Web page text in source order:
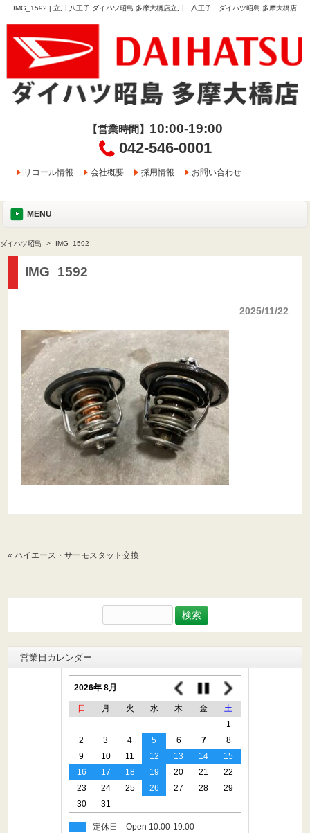
IMG_1592 | 立川 八王子 ダイハツ昭島 多摩大橋店立川 八王子 ダイハツ昭島 多摩大橋店
【営業時間】 10:00-19:00
042-546-0001
リコール情報 会社概要 採用情報 お問い合わせ
MENU
ダイハツ昭島 IMG_1592
IMG_1592
2025/11/22
«ハイエース・サーモスタット交換
索:
営業日カレンダー
2026年 8月
日 月 火 水 木 金
土
1
2
3 4 5 6 7
8
9
10 11 12 13 14
15
16
17 18 19 20 21
22
23
24 25 26 27 28
29
30
31
定休日